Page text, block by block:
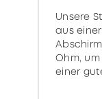
Unsere
aus
Ohm,
einer